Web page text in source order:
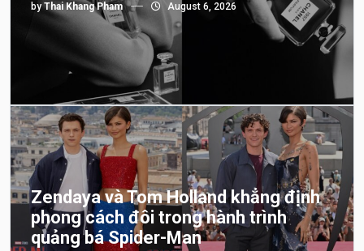
byThai Khang Pham August 6, 2026
Zendaya và Tom Holland khẳng định
phong cách đôi trong hành trình
quảng bá Spider-Man